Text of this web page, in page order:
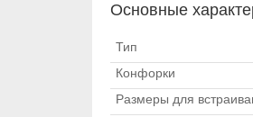
Основные
Тип
Конфорки
Размеры для